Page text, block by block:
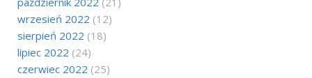
wrzesień 2022 (12)
sierpień 2022 (18)
lipiec 2022 (24)
czerwiec 2022 (25)